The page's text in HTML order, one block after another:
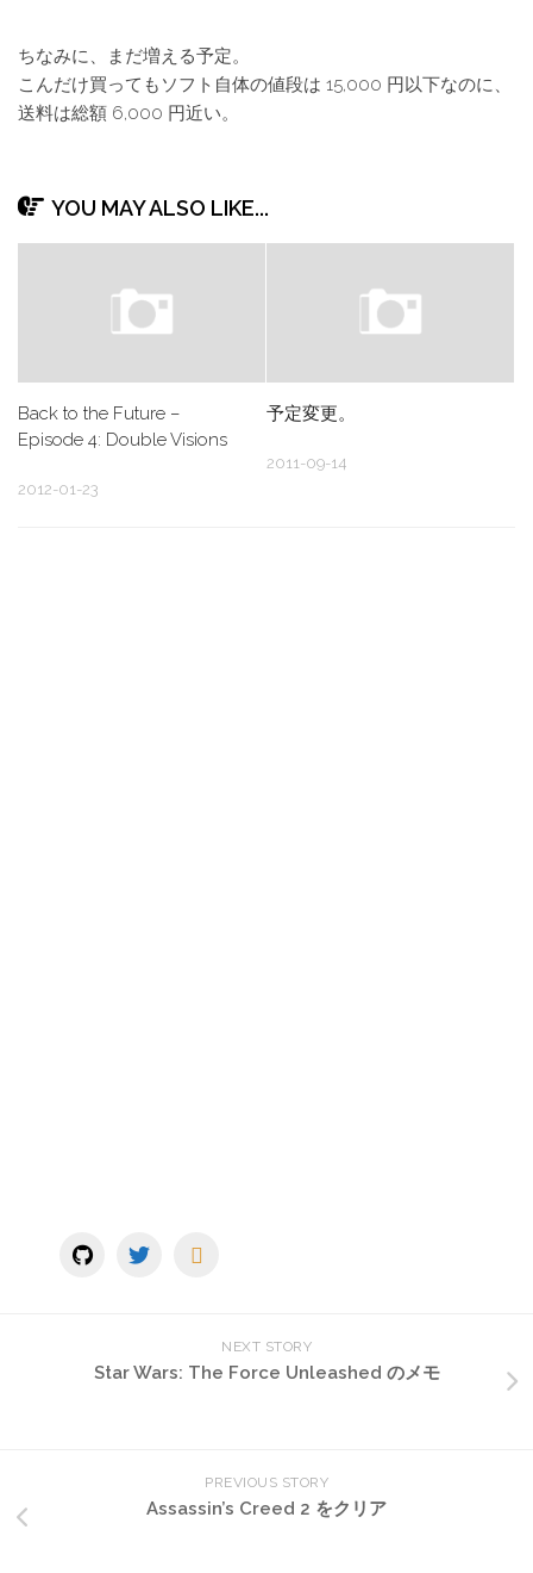
ちなみに、まだ増える予定。
こんだけ買ってもソフト自体の値段は 15,000 円以下なのに、
送料は総額 6,000 円近い。
YOU MAY ALSO LIKE...
Back to the Future –
Episode 4: Double Visions
2012-01-23
予定変更。
2011-09-14
NEXT STORY
Star Wars: The Force Unleashed のメモ
PREVIOUS STORY
Assassin’s Creed 2 をクリア